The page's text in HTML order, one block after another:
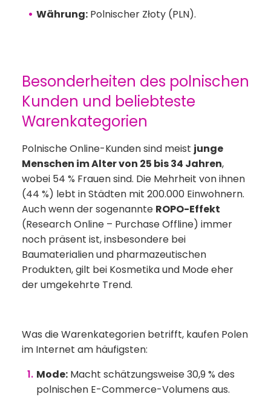
Währung:Polnischer Złoty (PLN).
Besonderheiten des polnischen
Kunden und beliebteste
Warenkategorien
Polnische Online-Kunden sind meist junge
Menschen im Alter von 25 bis 34 Jahren,
wobei 54 % Frauen sind. Die Mehrheit von ihnen
(44 %) lebt in Städten mit 200.000 Einwohnern.
Auch wenn der sogenannte ROPO-Effekt
(Research Online – Purchase Offline) immer
noch präsent ist, insbesondere bei
Baumaterialien und pharmazeutischen
Produkten, gilt bei Kosmetika und Mode eher
der umgekehrte Trend.
Was die Warenkategorien betrifft, kaufen Polen
im Internet am häufigsten:
Mode:Macht schätzungsweise 30,9 % des
polnischen E-Commerce-Volumens aus.